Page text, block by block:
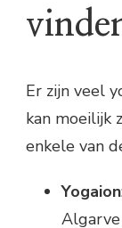
Er zijn veel
kan moeilijk
enkele van
Yogaion